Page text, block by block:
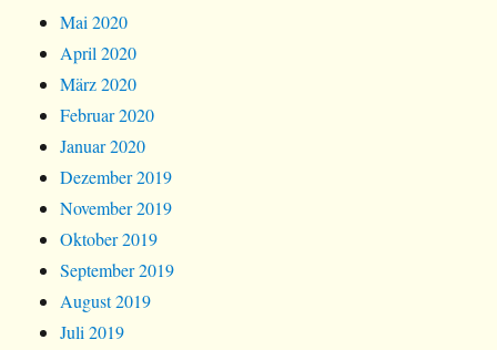
Mai 2020
April 2020
März 2020
Februar 2020
Januar 2020
Dezember 2019
November 2019
Oktober 2019
September 2019
August 2019
Juli 2019